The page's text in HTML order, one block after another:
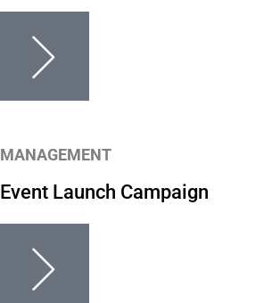
MANAGEMENT
Event Launch Campaign